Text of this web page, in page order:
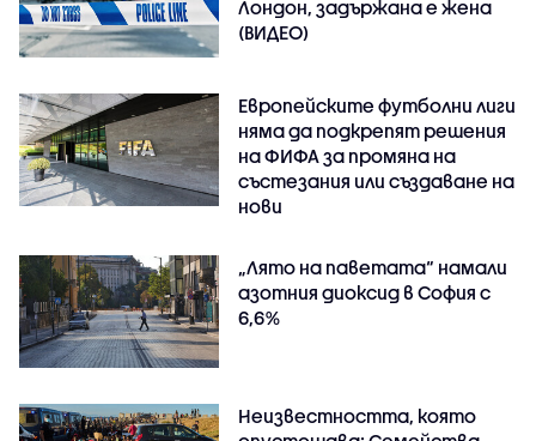
Лондон, задържана е жена
(ВИДЕО)
Европейските футболни лиги
няма да подкрепят решения
на ФИФА за промяна на
състезания или създаване на
нови
„Лято на паветата“ намали
азотния диоксид в София с
6,6%
Неизвестността, която